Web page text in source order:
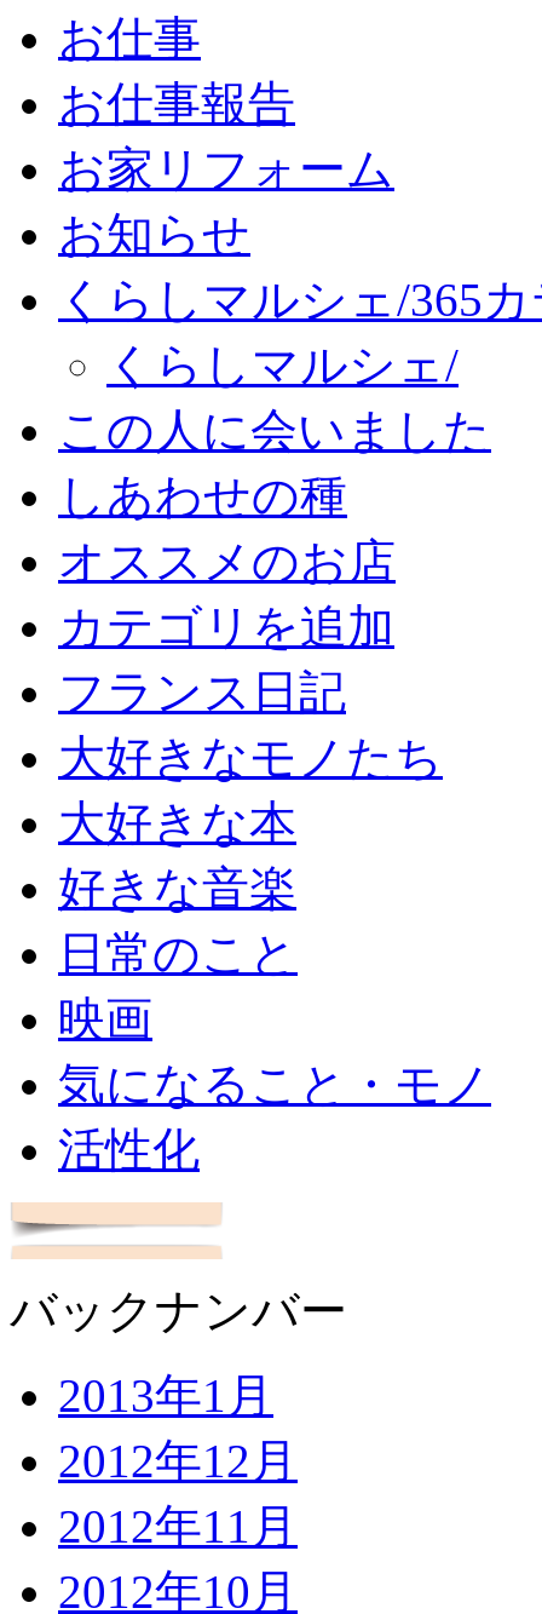
お仕事
お仕事報告
お家リフォーム
お知らせ
くらしマルシェ/365
くらしマルシェ/
この人に会いました
しあわせの種
オススメのお店
カテゴリを追加
フランス日記
大好きなモノたち
大好きな本
好きな音楽
日常のこと
映画
気になること・モノ
活性化
バックナンバー
2013年1月
2012年12月
2012年11月
2012年10月